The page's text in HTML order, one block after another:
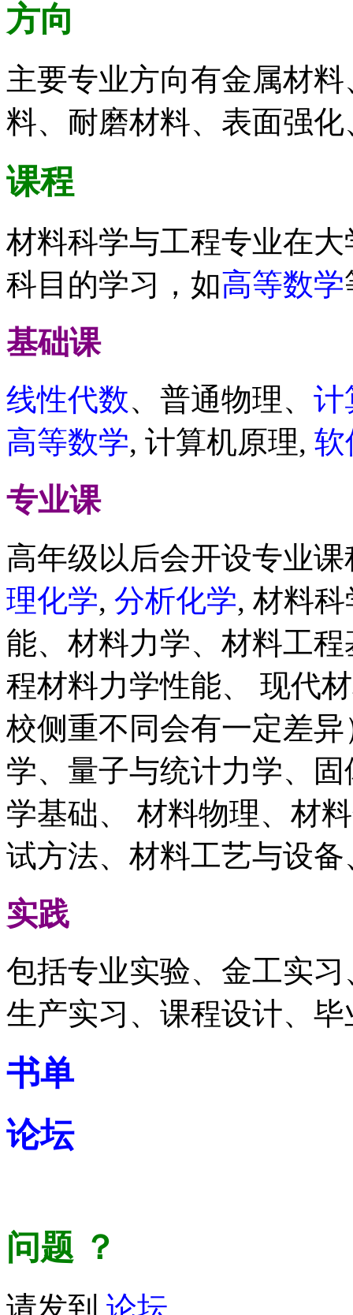
方向
主要专业方向有金属材
料、耐磨材料、表面强
课程
材料科学与工程专业在
科目的学习，如高等数学
基础课
线性代数、普通物理、 计
高等数学, 计算机原理, 软
专业课
高年级以后会开设专业
理化学, 分析化学, 材料
能、材料力学、材料工
程材料力学性能、 现代
校侧重不同会有一定差
学、量子与统计力学、
学基础、 材料物理、材
试方法、材料工艺与设
实践
包括专业实验、金工实
生产实习、课程设计、
书单
论坛
问题 ？
请发到 论坛